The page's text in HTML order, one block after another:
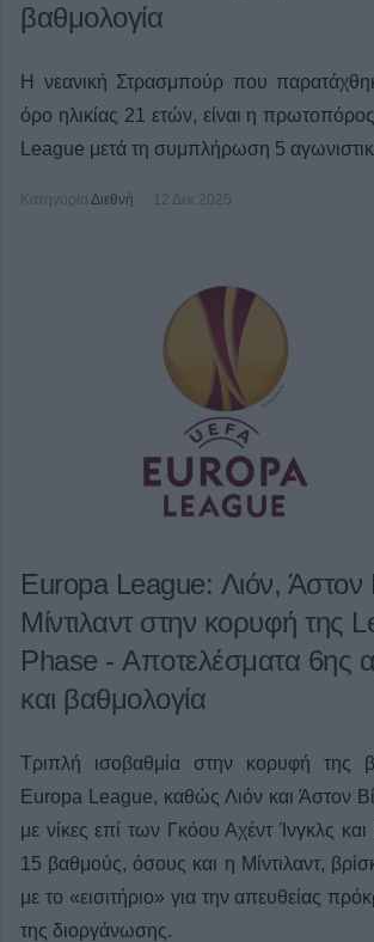
βαθμολογία
Η νεανική Στρασμπούρ που
όρο ηλικίας 21 ετών, είναι η
League μετά τη συμπλήρωση 5
Κατηγορία Διεθνή 12 Δεκ 2025
Europa League: Λιόν, Άστον
Μίντιλαντ στην κορυφή της
Phase - Αποτελέσματα 6ης
και βαθμολογία
Τριπλή ισοβαθμία στην κορυφή της
Europa League, καθώς Λιόν και Άστον
με νίκες επί των Γκόου Αχέντ Ίνγκλς και
15 βαθμούς, όσους και η Μίντιλαντ,
με το «εισιτήριο» για την απευθείας
της διοργάνωσης.